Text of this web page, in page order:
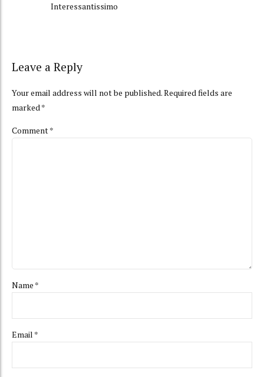
Interessantissimo
Leave a Reply
Your email address will not be published. Required fields are
marked *
Comment*
Name *
Email *